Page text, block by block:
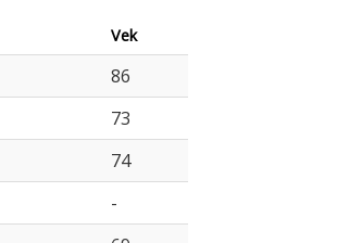
Vek
86
73
74
-